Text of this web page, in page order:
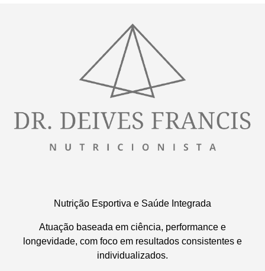
Nutrição Esportiva e Saúde Integrada
Atuação baseada em ciência, performance e
longevidade, com foco em resultados consistentes e
individualizados.